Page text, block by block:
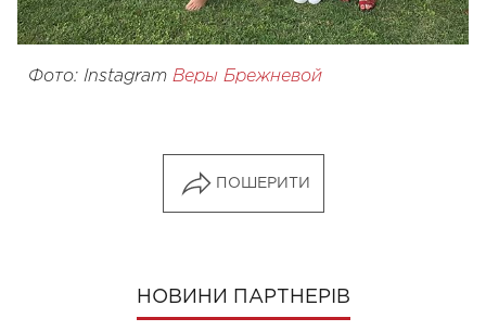
Фото: Instagram Веры Брежневой
ПОШЕРИТИ
НОВИНИ ПАРТНЕРІВ